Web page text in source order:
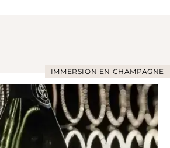
IMMERSION EN CHAMPAGNE